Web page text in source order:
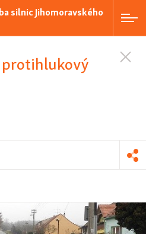
silnic Jihomoravského
protihlukový